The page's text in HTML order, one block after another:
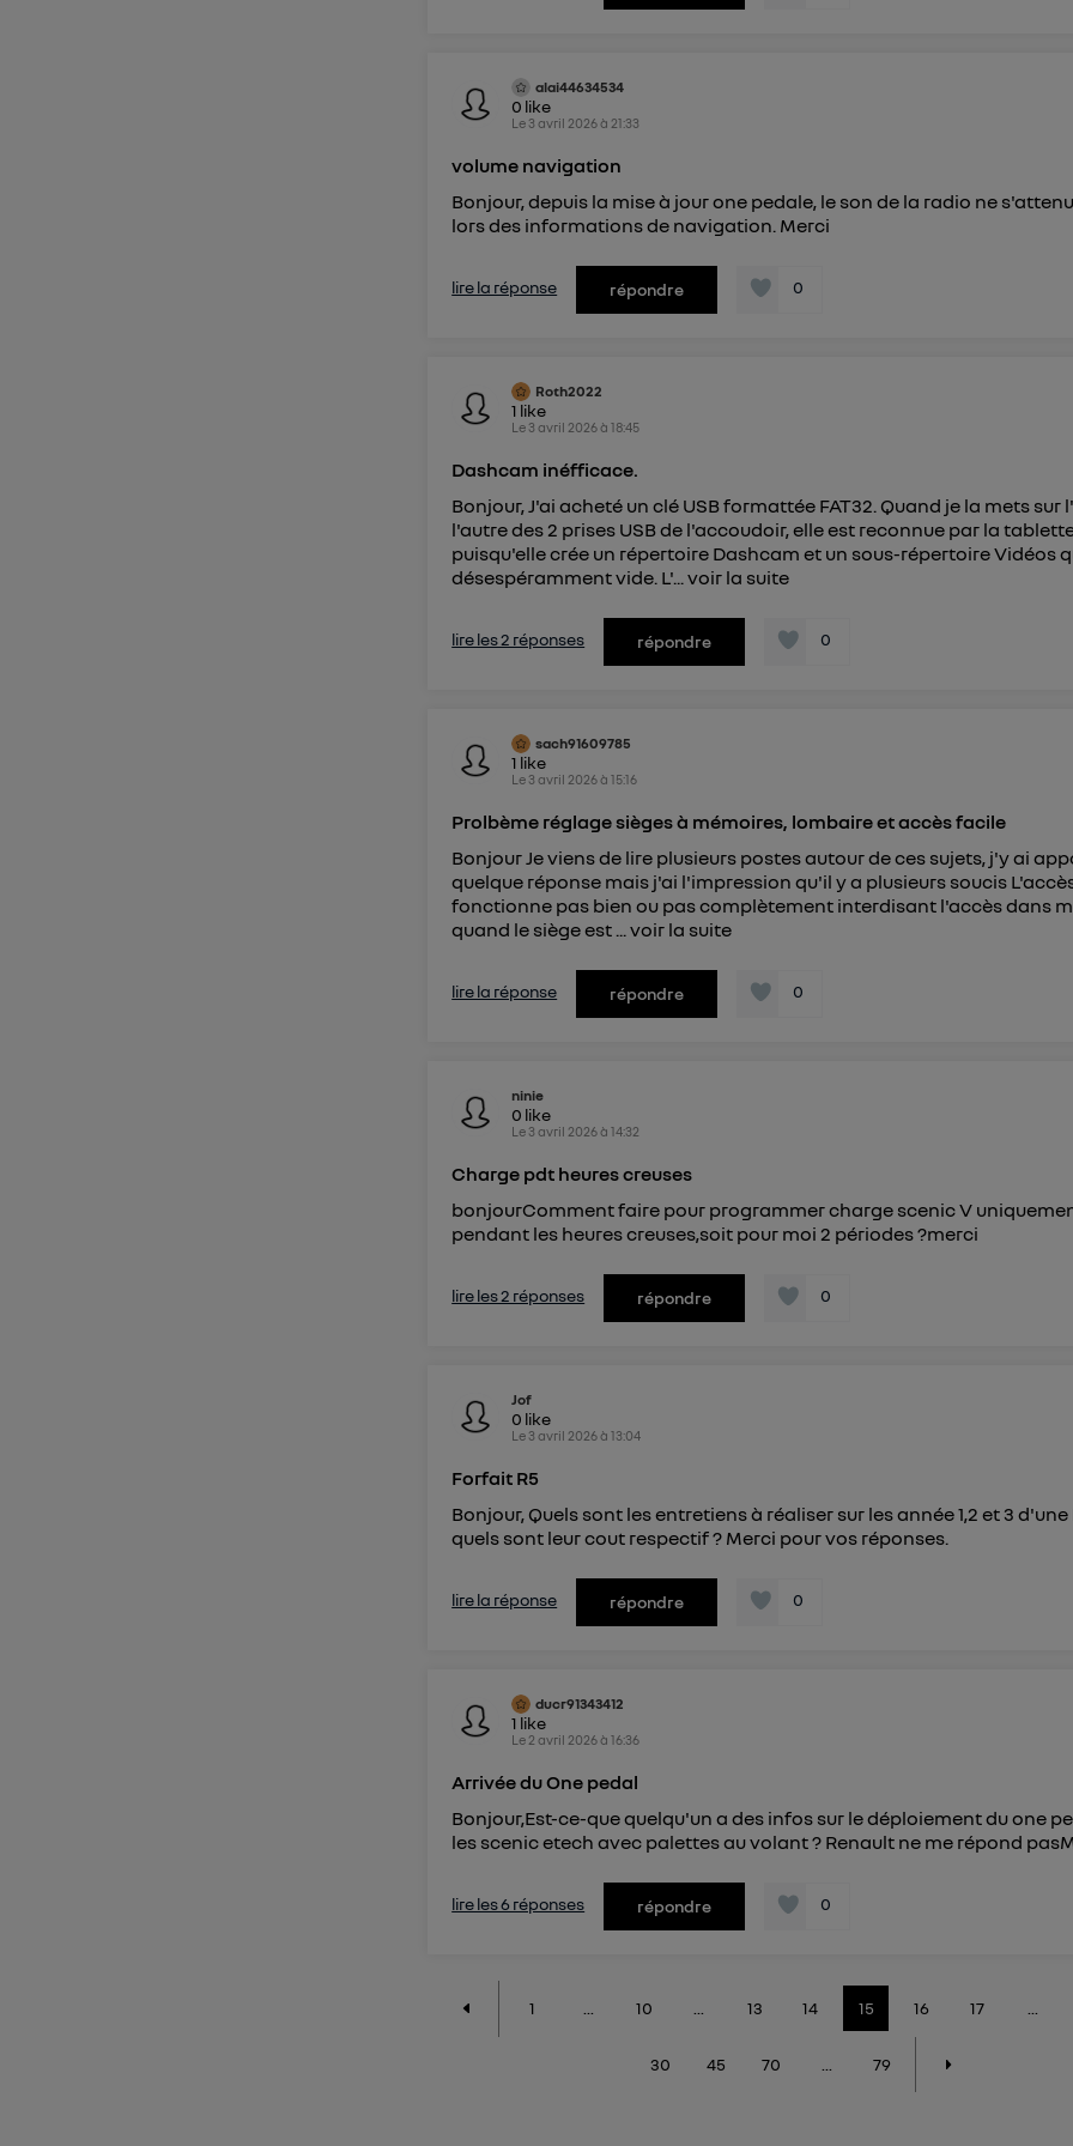
alai44634534
0 like
Le 3 avril 2026à 21:33
volume navigation
Bonjour, depuis la mise à jour one pedale, le son de la radio ne
lors des informations de navigation. Merci
lire la réponse répondre 0
Roth2022
1 like
Le 3 avril 2026à18:45
Dashcam inéfficace.
Bonjour, J'ai acheté un clé USB formattée FAT32. Quand je la mets sur
l'autre des 2 prises USB de l'accoudoir, elle est reconnue par la
puisqu'elle crée un répertoire Dashcam et un sous-répertoire Vidéos
désespéramment vide. L'...voir la suite
lire les 2 réponses répondre 0
sach91609785
1 like
Le 3 avril 2026à15:16
Prolbème réglage sièges à mémoires, lombaire et accès facile
Bonjour Je viens de lire plusieurs postes autour de ces sujets, j'y ai
quelque réponse mais j'ai l'impression qu'il y a plusieurs soucis
fonctionne pas bien ou pas complètement interdisant l'accès dans
quand le siège est ...voir la suite
lire la réponse répondre 0
ninie
0 like
Le 3 avril 2026à14:32
Charge pdt heures creuses
bonjourComment faire pour programmer charge scenic V
pendant les heures creuses,soit pour moi 2 périodes ?merci
lire les 2 réponses répondre 0
Jof
0 like
Le 3 avril 2026à13:04
Forfait R5
Bonjour, Quels sont les entretiens à réaliser sur les année 1,2 et 3 d'une
quels sont leur cout respectif ? Merci pour vos réponses.
lire la réponse répondre 0
ducr91343412
1 like
Le 2 avril 2026à16:36
Arrivée du One pedal
Bonjour,Est-ce-que quelqu'un a des infos sur le déploiement du one
les scenic etech avec palettes au volant ? Renault ne me répond
lire les 6 réponses répondre 0
1 10 13 14 15 16 17
30 45 70 79